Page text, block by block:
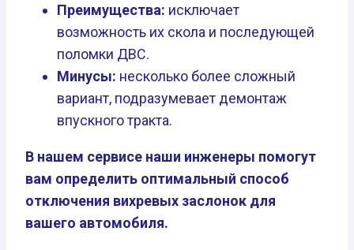
Преимущества: исключает
возможность их скола и последующей
поломки ДВС.
Минусы: несколько более сложный
вариант, подразумевает демонтаж
впускного тракта.
В нашем сервисе наши инженеры помогут
вам определить оптимальный способ
отключения вихревых заслонок для
вашего автомобиля.